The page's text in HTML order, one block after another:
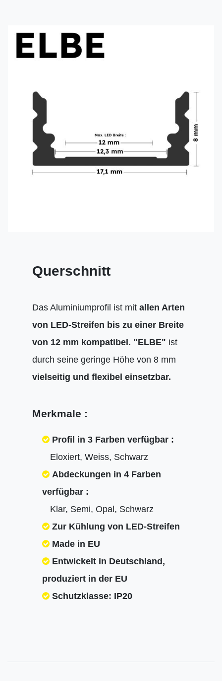
Querschnitt
Das Aluminiumprofil ist mit allen Arten
von LED-Streifen bis zu einer Breite
von 12 mm kompatibel. "ELBE" ist
durch seine geringe Höhe von 8 mm
vielseitig und flexibel einsetzbar.
Merkmale :
Profil in 3 Farben verfügbar :
Eloxiert, Weiss, Schwarz
Abdeckungen in 4 Farben
verfügbar :
Klar, Semi, Opal, Schwarz
Zur Kühlung von LED-Streifen
Made in EU
Entwickelt in Deutschland,
produziert in der EU
Schutzklasse: IP20